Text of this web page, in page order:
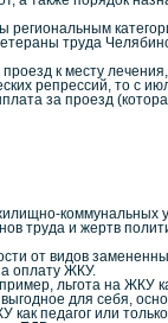
региональным
труда
к месту
репрессий, то с
за проезд
коммунальных
труда и жертв
от видов
оплату ЖКУ.
льгота на ЖКУ
для себя,
педагог или